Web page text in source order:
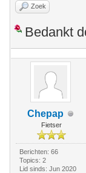
Zoek
Bedankt
Chepap
Fietser
Berichten: 66
Topics: 2
Lid sinds: Jun 2020